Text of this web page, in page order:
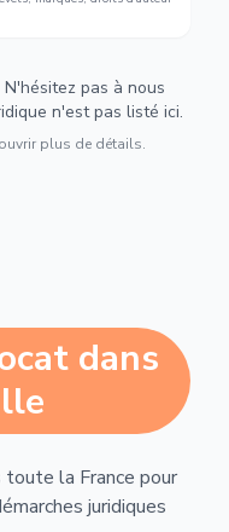
pas à nous
n'est pas listé ici.
plus de détails.
dans
la France pour
juridiques